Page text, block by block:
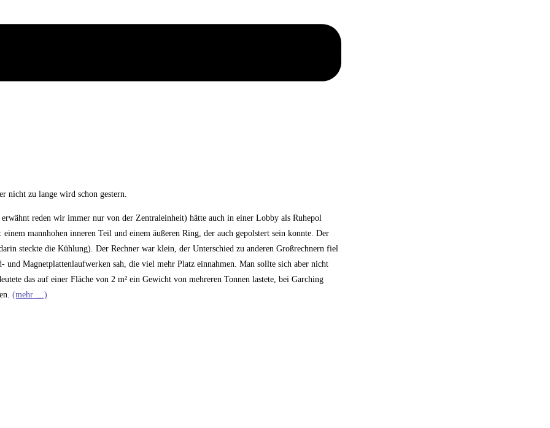
nicht zu lange wird schon gestern.
reden wir immer nur von der Zentraleinheit) hätte auch in einer Lobby als Ruhepol
mannhohen inneren Teil und einem äußeren Ring, der auch gepolstert sein konnte. Der
steckte die Kühlung). Der Rechner war klein, der Unterschied zu anderen Großrechnern fiel
Magnetplattenlaufwerken sah, die viel mehr Platz einnahmen. Man sollte sich aber nicht
das auf einer Fläche von 2 m² ein Gewicht von mehreren Tonnen lastete, bei Garching
(mehr …)